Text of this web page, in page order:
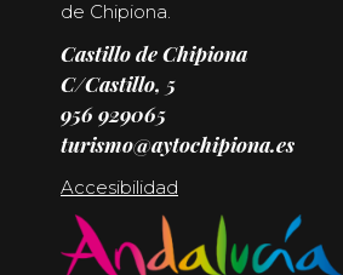
de Chipiona.
Castillo de Chipiona
C/Castillo, 5
956 929065
turismo@aytochipiona.es
Accesibilidad